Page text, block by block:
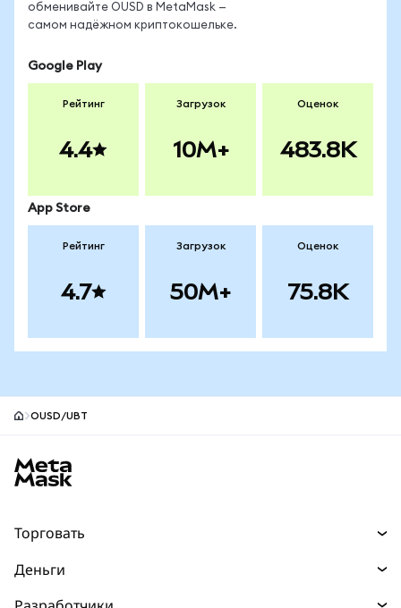
обменивайте OUSD в MetaMask —
самом надёжном криптокошельке.
Google Play
Рейтинг
4.4
Загрузок
10M+
Оценок
483.8K
App Store
Рейтинг
4.7
Загрузок
50M+
Оценок
75.8K
OUSD/UBT
Торговать
Деньги